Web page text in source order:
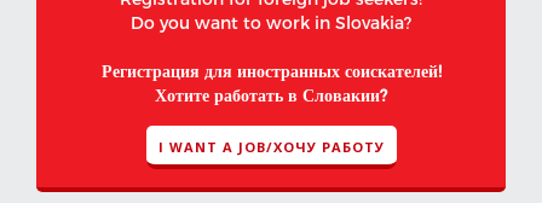
Do you want to work in Slovakia?
Регистрация для иностранных соискателей!
Хотите работать в Словакии?
I WANT A JOB/ХОЧУ РАБОТУ